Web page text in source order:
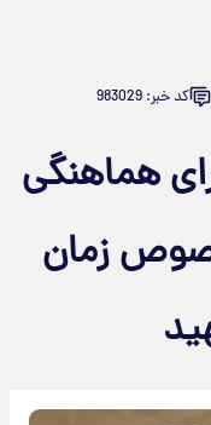
کد خبر: 983029
هماهنگی
زمان